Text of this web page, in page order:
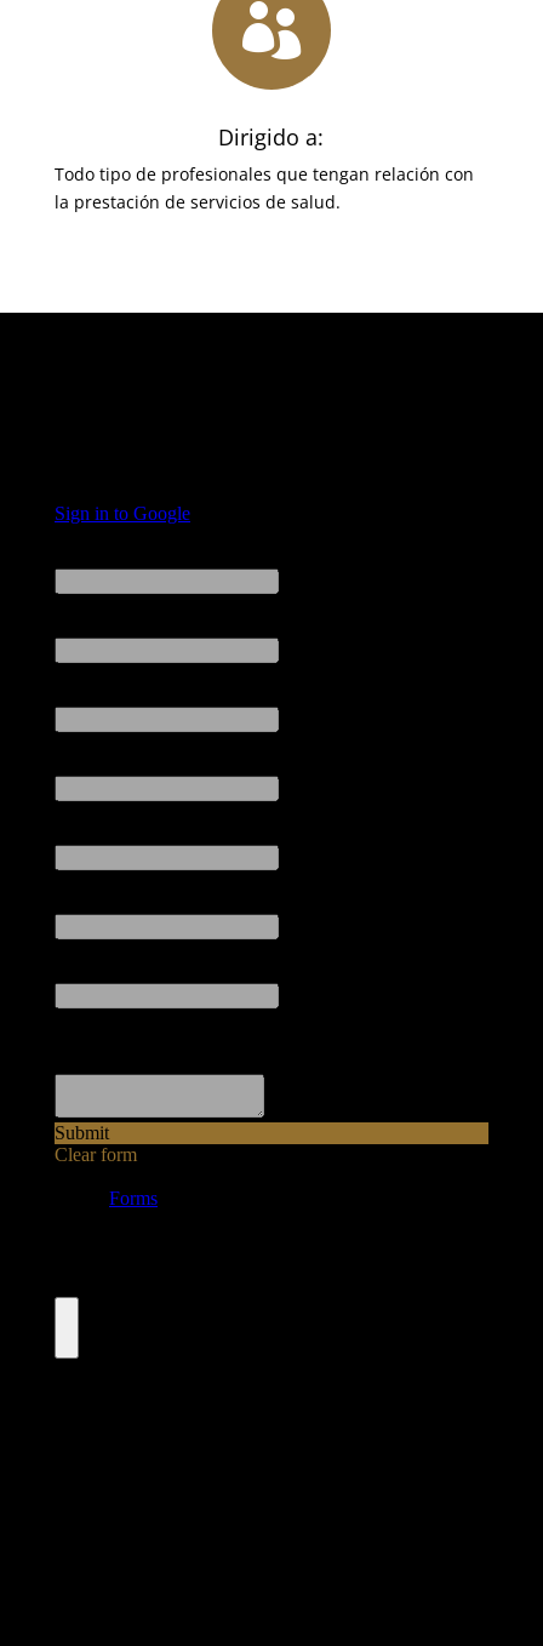

Dirigido a:
Todo tipo de profesionales que tengan relación con
la prestación de servicios de salud.